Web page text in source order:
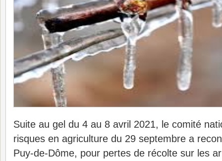
Suite au gel du 4 au 8 avril 2021, le comité
risques en agriculture du 29 septembre a
Puy-de-Dôme, pour pertes de récolte sur les